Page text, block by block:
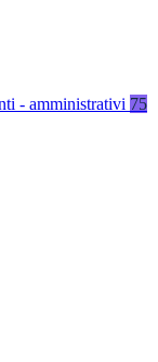
- amministrativi 75